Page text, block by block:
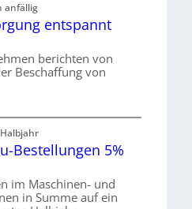
anfällig
entspannt
berichten von
Beschaffung von
Bestellungen 5%
im Maschinen- und
in Summe auf ein